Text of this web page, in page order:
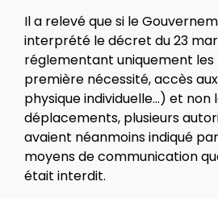
Il a relevé que si le
interprété le décret du 23
réglementant uniquement
première nécessité, accès
physique individuelle…) et non
déplacements, plusieurs
avaient néanmoins indiqué
moyens de communication
était interdit.